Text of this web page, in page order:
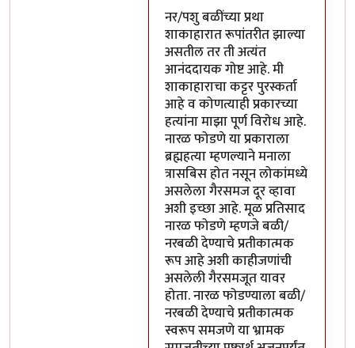
नर/पशु बळींच्या प्रथा
शाकाहारात रूपांतरीत झाल्या
असतील तर ती अत्यंत
आनंददायक गोष्ट आहे. मी
शाकाहाराचा कट्टर पुरस्कर्ता
आहे व कोणत्याही प्रकारच्या
हत्यांना माझा पूर्ण विरोध आहे.
नारळ फोडणे या प्रकाराला
ब्रह्महत्या म्हणल्याने मनाला
त्रासबिस होत नसून लोकांमध्ये
असलेला गैरसमज दूर व्हावा
अशी इच्छा आहे. मूळ प्रतिसाद
नारळ फोडणे म्हणजे बळी/
नरबळी देण्याचे प्रतीकात्मक
रूप आहे अशी काहीजणांची
असलेली गैरसमजूत यावर
होता. नारळ फोडण्याला बळी/
नरबळी देण्याचे प्रतीकात्मक
स्वरूप समजणे या भ्रामक